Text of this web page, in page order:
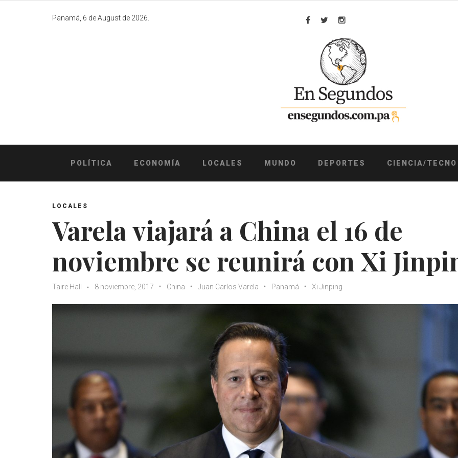
Panamá, 6 de August de 2026.
Facebook
TwitterInstagram
POLÍTICA ECONOMÍA LOCALES MUNDO DEPORTES CIENCIA/TECNO
LOCALES
Varela viajará a China el 16 de
noviembre se reunirá con Xi
Taire Hall 8 noviembre, 2017 China Juan Carlos Varela Panamá Xi Jinping